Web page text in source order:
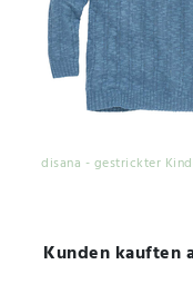
disana - gestrickter
Kunden kauften